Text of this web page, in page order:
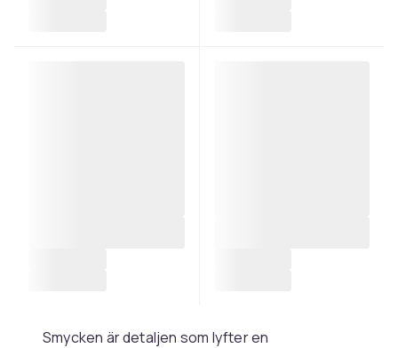
Smycken är detaljen som lyfter en